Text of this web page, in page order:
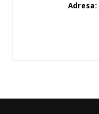
Adresa: